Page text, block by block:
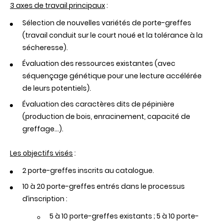
3 axes de travail principaux:
Sélection de nouvelles variétés de porte-greffes
(travail conduit sur le court noué et la tolérance à la
sécheresse).
Évaluation des ressources existantes (avec
séquençage génétique pour une lecture accélérée
de leurs potentiels).
Évaluation des caractères dits de pépinière
(production de bois, enracinement, capacité de
greffage…).
Les objectifs visés :
2 porte-greffes inscrits au catalogue.
10 à 20 porte-greffes entrés dans le processus
d’inscription :
5 à 10 porte-greffes existants ; 5 à 10 porte-